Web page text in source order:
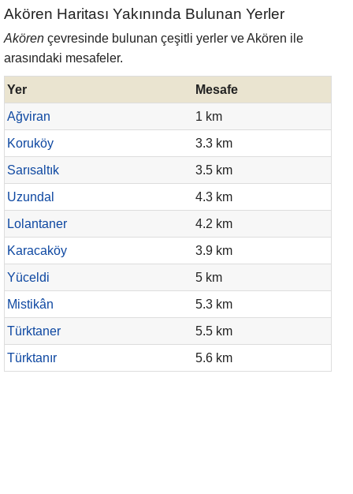
Akören Haritası Yakınında Bulunan Yerler
Akören çevresinde bulunan çeşitli yerler ve Akören ile
arasındaki mesafeler.
Yer
Mesafe
Ağviran
1 km
Koruköy
3.3 km
Sarısaltık
3.5 km
Uzundal
4.3 km
Lolantaner
4.2 km
Karacaköy
3.9 km
Yüceldi
5 km
Mistikân
5.3 km
Türktaner
5.5 km
Türktanır
5.6 km